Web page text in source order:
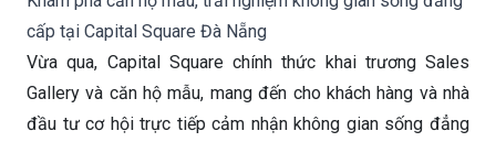
cấp tại Capital Square Đà Nẵng
Vừa qua, Capital Square chính thức khai trương Sales
Gallery và căn hộ mẫu, mang đến cho khách hàng và nhà
đầu tư cơ hội trực tiếp cảm nhận không gian sống đẳng